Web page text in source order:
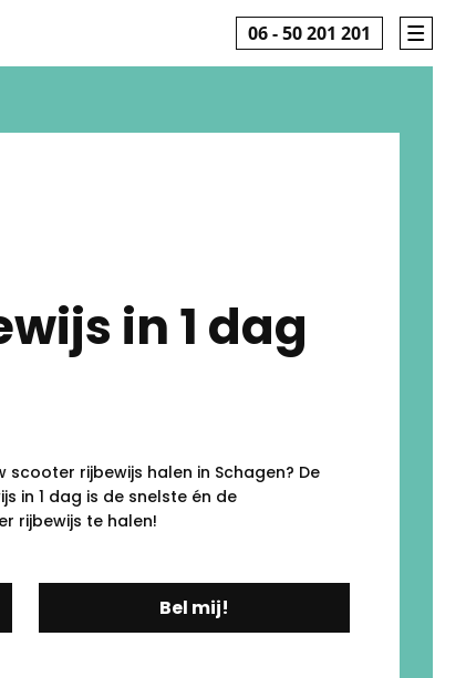
06 - 50 201 201
in 1 dag
rijbewijs halen in Schagen? De
in 1 dag is de snelste én de
rijbewijs te halen!
Bel mij!